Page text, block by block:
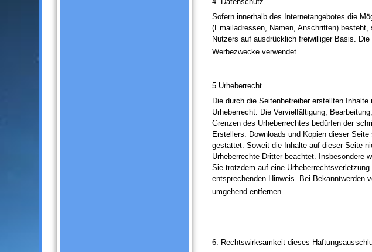
Sofern innerhalb des Internetangebotes die
(Emailadressen, Namen, Anschriften)
Nutzers auf ausdrücklich freiwilliger Basis.
Werbezwecke verwendet.
5.Urheberrecht
Die durch die Seitenbetreiber erstellten
Urheberrecht. Die Vervielfältigung,
Grenzen des Urheberrechtes bedürfen der
Erstellers. Downloads und Kopien dieser
gestattet. Soweit die Inhalte auf dieser Seite
Urheberrechte Dritter beachtet. Insbesondere
Sie trotzdem auf eine
entsprechenden Hinweis. Bei Bekanntwerden
umgehend entfernen.
6. Rechtswirksamkeit dieses